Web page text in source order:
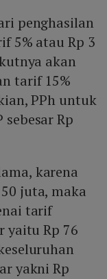
penghasilan
5% atau Rp 3
akan
tarif 15%
PPh untuk
Rp
karena
juta, maka
tarif
yaitu Rp 76
yakni Rp